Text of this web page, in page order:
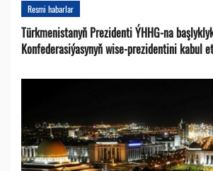
Resmi habarlar
Türkmenistanyň Prezidenti ÝHHG-na
Konfederasiýasynyň wise-prezidentini kabul